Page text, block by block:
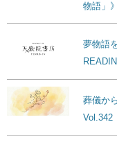
物語」》
夢物語
葬儀か
Vol.342